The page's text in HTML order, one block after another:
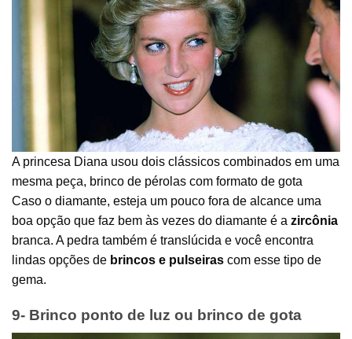
A princesa Diana usou dois clássicos combinados em uma
mesma peça, brinco de pérolas com formato de gota
Caso o diamante, esteja um pouco fora de alcance uma
boa opção que faz bem às vezes do diamante é a zircônia
branca. A pedra também é translúcida e você encontra
lindas opções de brincos e pulseiras com esse tipo de
gema.
9- Brinco ponto de luz ou brinco de gota